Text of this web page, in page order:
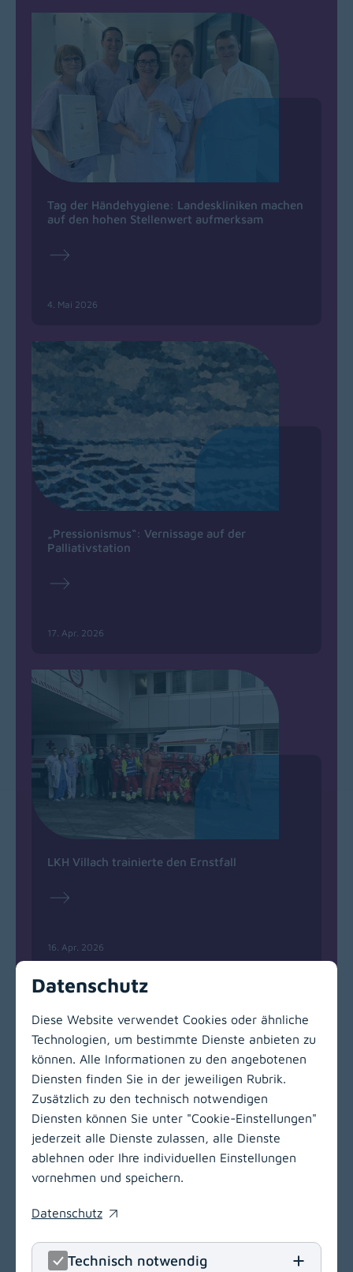
Tag der Händehygiene: Landeskliniken machen
auf den hohen Stellenwert aufmerksam
4. Mai 2026
„Pressionismus“: Vernissage auf der
Palliativstation
17. Apr. 2026
LKH Villach trainierte den Ernstfall
16. Apr. 2026
Nächste
Zur Hauptnavigation
Gailtal-Klinik
9620 Hermagor
Datenschutz
Diese Website verwendet Cookies oder ähnliche
Technologien, um bestimmte Dienste anbieten zu
können. Alle Informationen zu den angebotenen
Diensten finden Sie in der jeweiligen Rubrik.
Zusätzlich zu den technisch notwendigen
Diensten können Sie unter "Cookie-Einstellungen"
jederzeit alle Dienste zulassen, alle Dienste
ablehnen oder Ihre individuellen Einstellungen
vornehmen und speichern.
Datenschutz
(opens in a new window)
Technisch notwendig